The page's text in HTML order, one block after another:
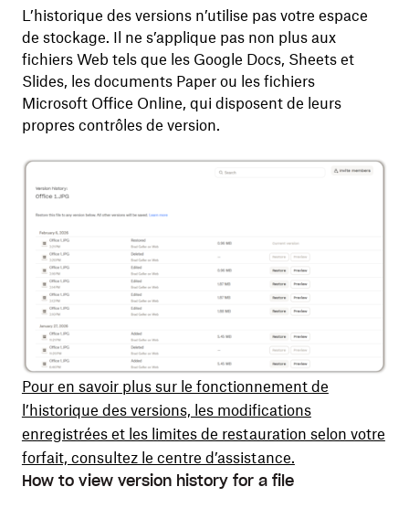
L’historique des versions n’utilise pas votre espace
de stockage. Il ne s’applique pas non plus aux
fichiers Web tels que les Google Docs, Sheets et
Slides, les documents Paper ou les fichiers
Microsoft Office Online, qui disposent de leurs
propres contrôles de version.
Pour en savoir plus sur le fonctionnement de
l’historique des versions, les modifications
enregistrées et les limites de restauration selon votre
forfait, consultez le centre d’assistance.
How to view version history for a file